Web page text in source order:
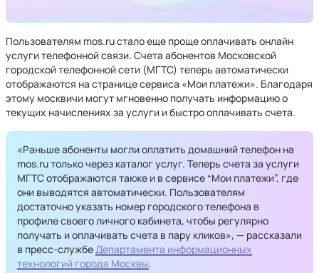
Пользователям mos.ru стало еще проще оплачивать онлайн
услуги телефонной связи. Счета абонентов Московской
городской телефонной сети (МГТС) теперь автоматически
отображаются на странице сервиса «Мои платежи». Благодаря
этому москвичи могут мгновенно получать информацию о
текущих начислениях за услуги и быстро оплачивать счета.
«Раньше абоненты могли оплатить домашний телефон на
mos.ru только через каталог услуг. Теперь счета за услуги
МГТС отображаются также и в сервисе “Мои платежи”, где
они выводятся автоматически. Пользователям
достаточно указать номер городского телефона в
профиле своего личного кабинета, чтобы регулярно
получать и оплачивать счета в пару кликов», — рассказали
в пресс-службеДепартамента информационных
технологий города Москвы.